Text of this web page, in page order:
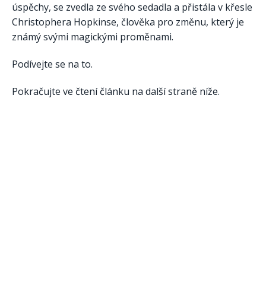
úspěchy, se zvedla ze svého sedadla a přistála v křesle
Christophera Hopkinse, člověka pro změnu, který je
známý svými magickými proměnami.
Podívejte se na to.
Pokračujte ve čtení článku na další straně níže.